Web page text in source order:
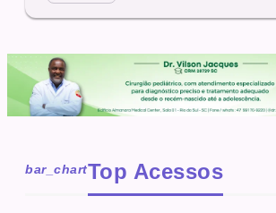
bar_chartTop Acessos